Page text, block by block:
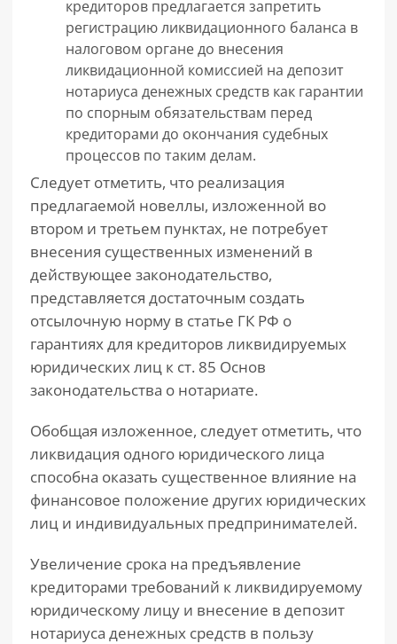
кредиторов предлагается запретить
регистрацию ликвидационного баланса в
налоговом органе до внесения
ликвидационной комиссией на депозит
нотариуса денежных средств как гарантии
по спорным обязательствам перед
кредиторами до окончания судебных
процессов по таким делам.
Следует отметить, что реализация
предлагаемой новеллы, изложенной во
втором и третьем пунктах, не потребует
внесения существенных изменений в
действующее законодательство,
представляется достаточным создать
отсылочную норму в статье ГК РФ о
гарантиях для кредиторов ликвидируемых
юридических лиц к ст. 85 Основ
законодательства о нотариате.
Обобщая изложенное, следует отметить, что
ликвидация одного юридического лица
способна оказать существенное влияние на
финансовое положение других юридических
лиц и индивидуальных предпринимателей.
Увеличение срока на предъявление
кредиторами требований к ликвидируемому
юридическому лицу и внесение в депозит
нотариуса денежных средств в пользу